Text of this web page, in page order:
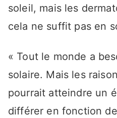
soleil, mais les
cela ne suffit pas en
« Tout le monde a
solaire. Mais les
pourrait atteindre un
différer en fonction